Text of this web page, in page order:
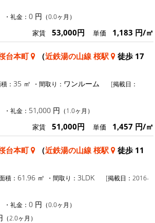
・礼金： 0 円 （0.0ヶ月）
家賃 53,000円 単価 1,183 円/㎡
台本町 （近鉄湯の山線 桜駅
徒歩 17
： 35 ㎡ ・間取り： ワンルーム
[掲載日：
・礼金： 51,000 円 （1.0ヶ月）
家賃 51,000円 単価 1,457 円/㎡
台本町 （近鉄湯の山線 桜駅
徒歩 11
積： 61.96 ㎡ ・間取り： 3LDK
[掲載日：2016-
・礼金： 0 円 （0.0ヶ月）
（2.0ヶ月）